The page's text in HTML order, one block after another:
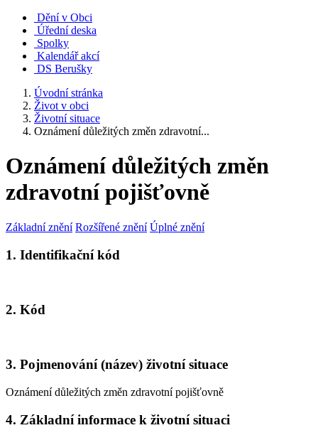
Dění v Obci
Úřední deska
Spolky
Kalendář akcí
DS Berušky
Úvodní stránka
Život v obci
Životní situace
Oznámení důležitých změn zdravotní...
Oznámení důležitých změn
zdravotní pojišťovně
Základní znění Rozšířené znění Úplné znění
1. Identifikační kód
2. Kód
3. Pojmenování (název) životní situace
Oznámení důležitých změn zdravotní pojišťovně
4. Základní informace k životní situaci